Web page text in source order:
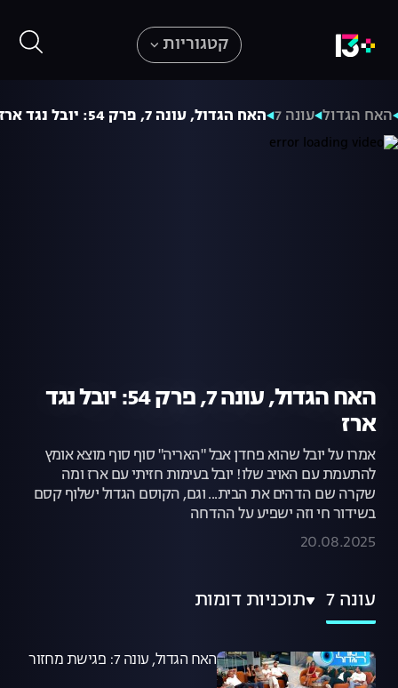
קטגוריות
האח הגדול עונה 7 האח הגדול, עונה 7, פרק 54: יובל נגד ארז
האח הגדול, עונה 7, פרק 54: יובל נגד
ארז
אמרו על יובל שהוא פחדן אבל "האריה" סוף סוף מוצא אומץ
להתעמת עם האויב שלו! יובל בעימות חזיתי עם ארז ומה
שקרה שם הדהים את הבית... וגם, הקוסם הגדול ישלוף קסם
בשידור חי וזה ישפיע על ההדחה
20.08.2025
עונה 7 תוכניות דומות
האח הגדול, עונה 7: פגישת מחזור